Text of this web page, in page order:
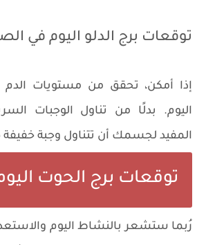
توقعات برج الدلو اليوم في
​​إذا أمكن، تحقق من مستويات الدم
اليوم. بدلًا من تناول الوجبات
المفيد لجسمك أن تتناول وجبة
توقعات برج الحوت
رُبما ستشعر بالنشاط اليوم